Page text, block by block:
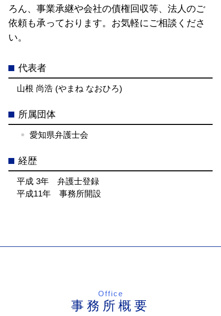
ろん、事業承継や会社の債権回収等、法人のご
依頼も承っております。お気軽にご相談くださ
い。
代表者
山根 尚浩 (やまね なおひろ)
所属団体
愛知県弁護士会
経歴
平成 3年 弁護士登録
平成11年 事務所開設
Office
事務所概要